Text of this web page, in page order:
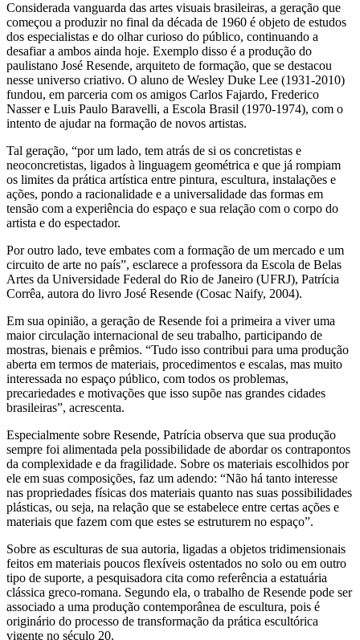
Considerada vanguarda das artes visuais brasileiras, a geração que
começou a produzir no final da década de 1960 é objeto de estudos
dos especialistas e do olhar curioso do público, continuando a
desafiar a ambos ainda hoje. Exemplo disso é a produção do
paulistano José Resende, arquiteto de formação, que se destacou
nesse universo criativo. O aluno de Wesley Duke Lee (1931-2010)
fundou, em parceria com os amigos Carlos Fajardo, Frederico
Nasser e Luis Paulo Baravelli, a Escola Brasil (1970-1974), com o
intento de ajudar na formação de novos artistas.
Tal geração, “por um lado, tem atrás de si os concretistas e
neoconcretistas, ligados à linguagem geométrica e que já rompiam
os limites da prática artística entre pintura, escultura, instalações e
ações, pondo a racionalidade e a universalidade das formas em
tensão com a experiência do espaço e sua relação com o corpo do
artista e do espectador.
Por outro lado, teve embates com a formação de um mercado e um
circuito de arte no país”, esclarece a professora da Escola de Belas
Artes da Universidade Federal do Rio de Janeiro (UFRJ), Patrícia
Corrêa, autora do livro José Resende (Cosac Naify, 2004).
Em sua opinião, a geração de Resende foi a primeira a viver uma
maior circulação internacional de seu trabalho, participando de
mostras, bienais e prêmios. “Tudo isso contribui para uma produção
aberta em termos de materiais, procedimentos e escalas, mas muito
interessada no espaço público, com todos os problemas,
precariedades e motivações que isso supõe nas grandes cidades
brasileiras”, acrescenta.
Especialmente sobre Resende, Patrícia observa que sua produção
sempre foi alimentada pela possibilidade de abordar os contrapontos
da complexidade e da fragilidade. Sobre os materiais escolhidos por
ele em suas composições, faz um adendo: “Não há tanto interesse
nas propriedades físicas dos materiais quanto nas suas possibilidades
plásticas, ou seja, na relação que se estabelece entre certas ações e
materiais que fazem com que estes se estruturem no espaço”.
Sobre as esculturas de sua autoria, ligadas a objetos tridimensionais
feitos em materiais poucos flexíveis ostentados no solo ou em outro
tipo de suporte, a pesquisadora cita como referência a estatuária
clássica greco-romana. Segundo ela, o trabalho de Resende pode ser
associado a uma produção contemporânea de escultura, pois é
originário do processo de transformação da prática escultórica
vigente no século 20.